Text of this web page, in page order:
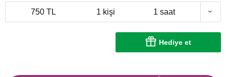
750 TL 1 kişi 1 saat
Hediye et